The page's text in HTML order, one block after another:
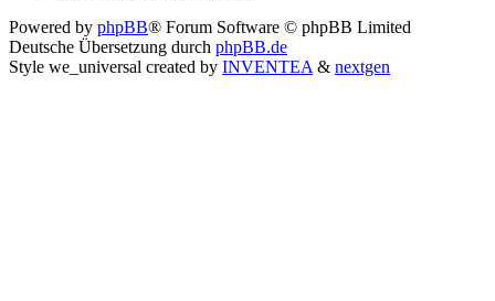
Powered by phpBB® Forum Software © phpBB Limited
Deutsche Übersetzung durch phpBB.de
Style we_universal created by INVENTEA & nextgen